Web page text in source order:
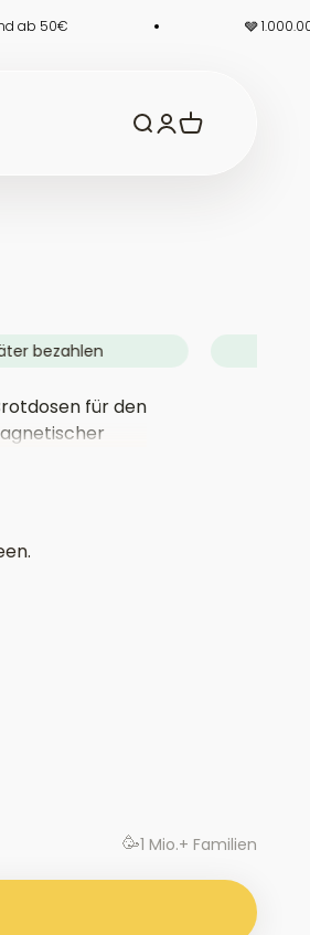
🩶 1.000.000+
Suche öffnen
Warenkorb
bezahlen
für den
an
🥳1 Mio.+ Familien